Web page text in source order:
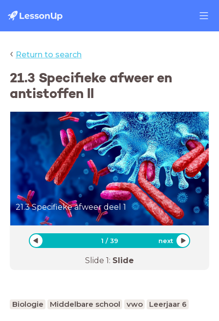
‹ Return to search
21.3 Specifieke afweer en
antistoffen ll
21.3 Specifieke afweer deel 1
1 /39 next
Slide 1: Slide
Biologie Middelbare school vwo Leerjaar 6